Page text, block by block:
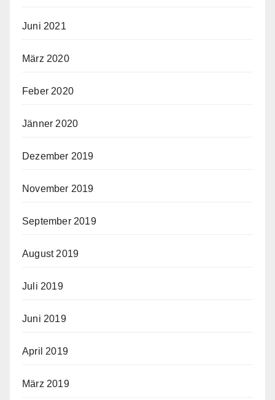
Juni 2021
März 2020
Feber 2020
Jänner 2020
Dezember 2019
November 2019
September 2019
August 2019
Juli 2019
Juni 2019
April 2019
März 2019